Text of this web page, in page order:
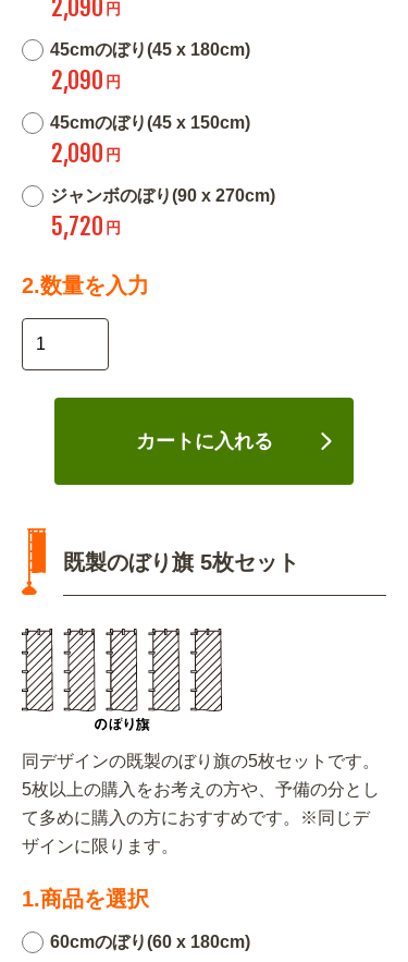
2,090 円
45cmのぼり(45 x 180cm)
2,090 円
45cmのぼり(45 x 150cm)
2,090 円
ジャンボのぼり(90 x 270cm)
5,720 円
2.数量を入力
カートに入れる
既製のぼり旗 5枚セット
同デザインの既製のぼり旗の5枚セットです。
5枚以上の購入をお考えの方や、予備の分とし
て多めに購入の方におすすめです。※同じデ
ザインに限ります。
1.商品を選択
60cmのぼり(60 x 180cm)